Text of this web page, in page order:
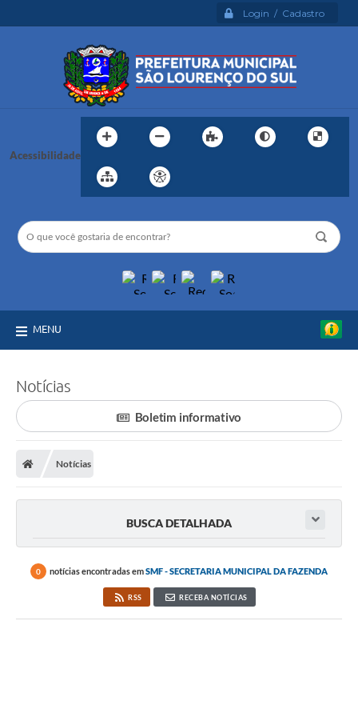
Login / Cadastro
Acessibilidade
MENU
Notícias
Boletim informativo
Notícias
BUSCA DETALHADA
0 notícias encontradas emSMF - SECRETARIA MUNICIPAL DA FAZENDA
RSS RECEBA NOTÍCIAS